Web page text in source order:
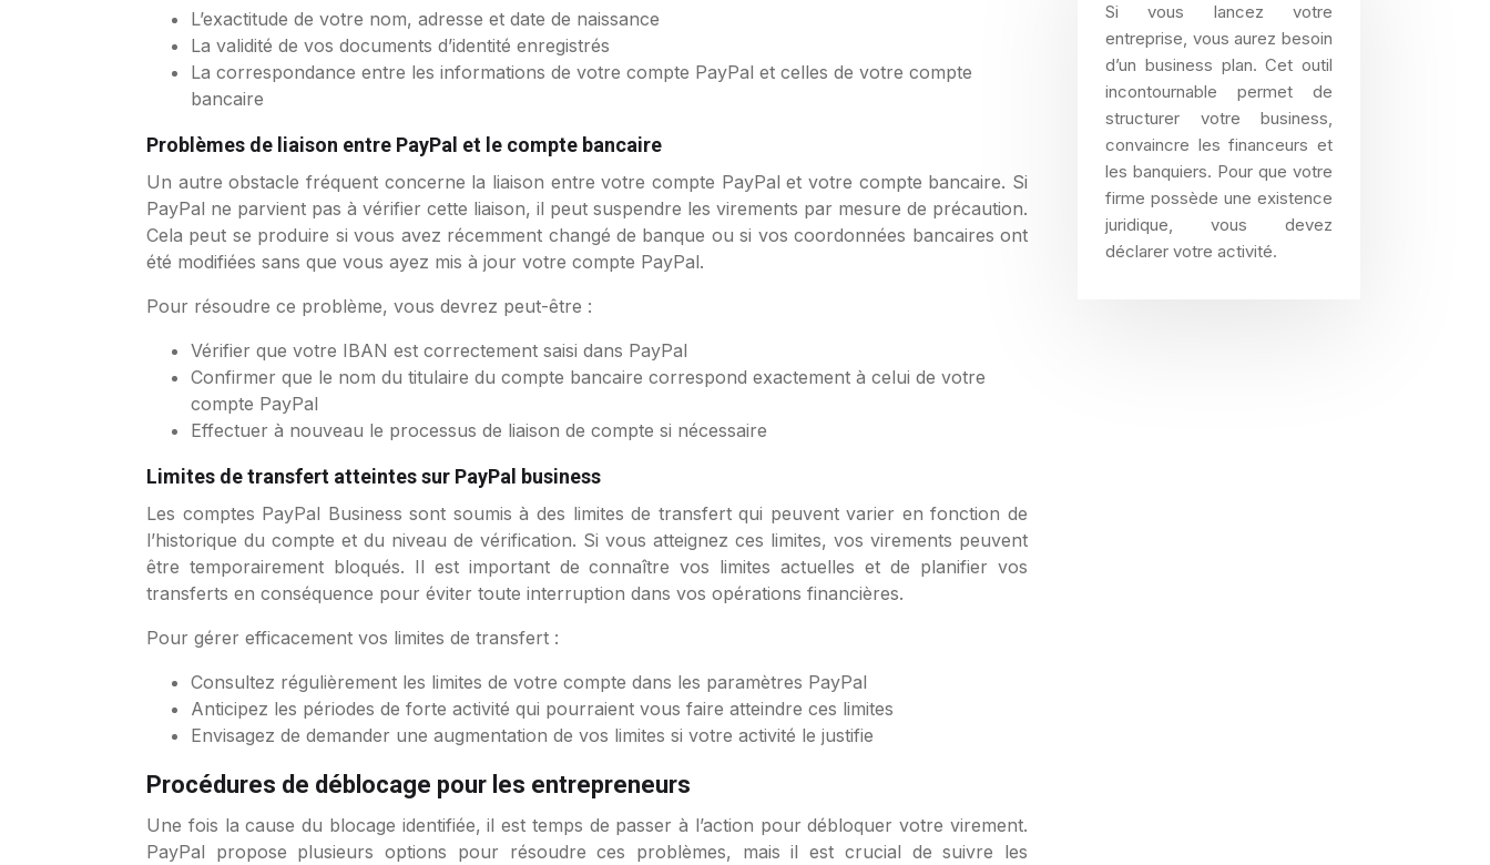
L’exactitude de votre nom, adresse et date de naissance
La validité de vos documents d’identité enregistrés
La correspondance entre les informations de votre compte PayPal et celles de votre compte
bancaire
Problèmes de liaison entre PayPal et le compte bancaire
Un autre obstacle fréquent concerne la liaison entre votre compte PayPal et votre compte bancaire. Si
PayPal ne parvient pas à vérifier cette liaison, il peut suspendre les virements par mesure de précaution.
Cela peut se produire si vous avez récemment changé de banque ou si vos coordonnées bancaires ont
été modifiées sans que vous ayez mis à jour votre compte PayPal.
Pour résoudre ce problème, vous devrez peut-être :
Vérifier que votre IBAN est correctement saisi dans PayPal
Confirmer que le nom du titulaire du compte bancaire correspond exactement à celui de votre
compte PayPal
Effectuer à nouveau le processus de liaison de compte si nécessaire
Limites de transfert atteintes sur PayPal business
Les comptes PayPal Business sont soumis à des limites de transfert qui peuvent varier en fonction de
l’historique du compte et du niveau de vérification. Si vous atteignez ces limites, vos virements peuvent
être temporairement bloqués. Il est important de connaître vos limites actuelles et de planifier vos
transferts en conséquence pour éviter toute interruption dans vos opérations financières.
Pour gérer efficacement vos limites de transfert :
Consultez régulièrement les limites de votre compte dans les paramètres PayPal
Anticipez les périodes de forte activité qui pourraient vous faire atteindre ces limites
Envisagez de demander une augmentation de vos limites si votre activité le justifie
Procédures de déblocage pour les entrepreneurs
Une fois la cause du blocage identifiée, il est temps de passer à l’action pour débloquer votre virement.
PayPal propose plusieurs options pour résoudre ces problèmes, mais il est crucial de suivre les
Si vous lancez votre
entreprise, vous aurez besoin
d’un business plan. Cet outil
incontournable permet de
structurer votre business,
convaincre les financeurs et
les banquiers. Pour que votre
firme possède une existence
juridique, vous devez
déclarer votre activité.